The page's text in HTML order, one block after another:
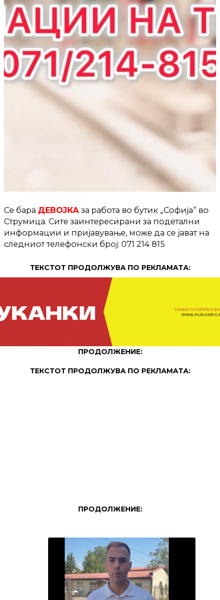
Се бара ДЕВОЈКА за работа во бутик „Софија“ во
Струмица. Сите заинтересирани за подетални
информации и пријавување, може да се јават на
следниот телефонски број: 071 214 815
ТЕКСТОТ ПРОДОЛЖУВА ПО РЕКЛАМАТА:
ПРОДОЛЖЕНИЕ:
ТЕКСТОТ ПРОДОЛЖУВА ПО РЕКЛАМАТА:
ПРОДОЛЖЕНИЕ: